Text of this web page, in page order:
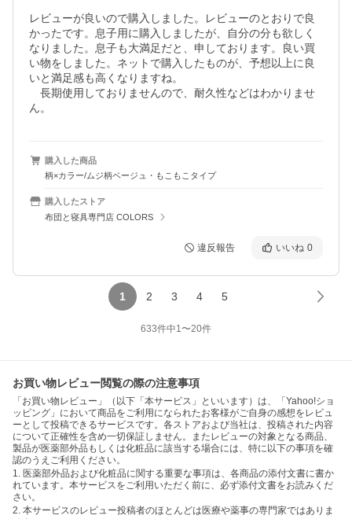
レビューが良いので購入しました。レビューのとおりで良
かったです。息子用に購入しましたが、自分の分も欲しく
なりました。息子も大満足だと、申しております。良い買
い物をしました。ネットで購入したものが、予想以上に良
いと満足感も高くなりますね。
長期使用しておりませんので、耐久性などはわかりませ
ん。
購入した商品
柄×カラー/ムジ柄ベージュ・もこもこタイプ
購入したストア
布団と寝具専門店 COLORS
違反報告 いいね 0
1 2 3 4 5
633件中1〜20件
お買い物レビュー閲覧の際の注意事項
「お買い物レビュー」（以下「本サービス」といいます）は、「Yahoo!ショ
ッピング」において商品をご利用になられたお客様がご自身の感想をレビュ
ーとして投稿できるサービスです。各ストアおよび当社は、投稿された内容
について正確性を含め一切保証しません。またレビューの対象となる商品、
製品が医薬部外品もしくは化粧品に該当する場合には、特に以下の事項を確
認のうえご利用ください。
1. 医薬部外品および化粧品に関する重要な事項は、各商品の添付文書に書か
れています。本サービスをご利用いただく前に、必ず添付文書をお読みくだ
さい。
2. 本サービスのレビュー投稿者のほとんどは医療や薬事の専門家ではありま